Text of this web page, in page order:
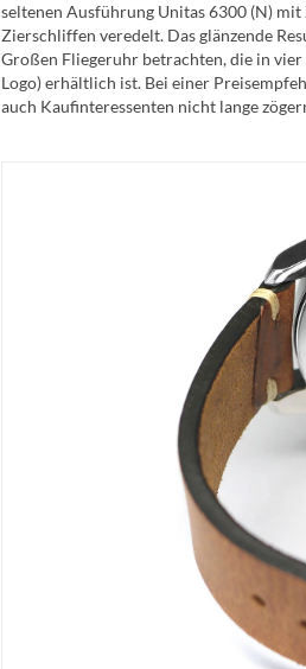
seltenen Ausführung Unitas 6300 (N)
Zierschliffen veredelt. Das glänzende
Großen Fliegeruhr betrachten, die in
Logo) erhältlich ist. Bei einer
auch Kaufinteressenten nicht lange